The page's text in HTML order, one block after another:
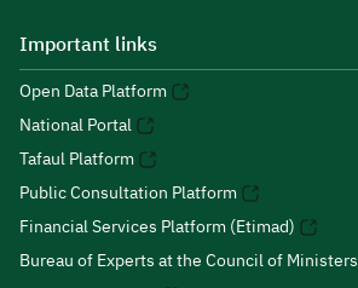
Important links
Open Data Platform
National Portal
Tafaul Platform
Public Consultation Platform
Financial Services Platform (Etimad)
Bureau of Experts at the Council of Ministers